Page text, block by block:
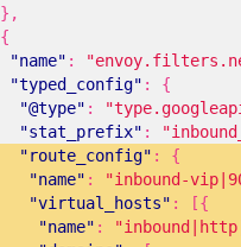
},
{
"name" :
"typed_config" :
{
"@type" :
"stat_prefix" :
"route_config" :
{
"name" :
"inbound-
"virtual_hosts" :
[{
"name" :